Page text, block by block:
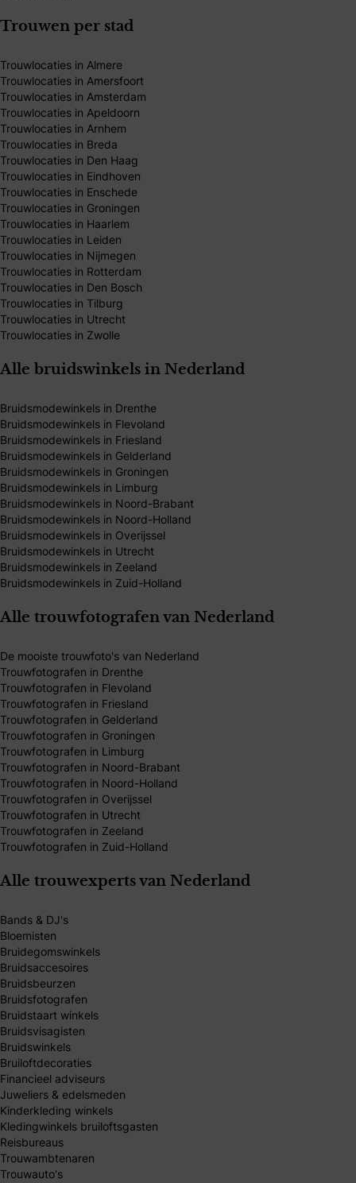
Trouwen per stad
Trouwlocaties in Almere
Trouwlocaties in Amersfoort
Trouwlocaties in Amsterdam
Trouwlocaties in Apeldoorn
Trouwlocaties in Arnhem
Trouwlocaties in Breda
Trouwlocaties in Den Haag
Trouwlocaties in Eindhoven
Trouwlocaties in Enschede
Trouwlocaties in Groningen
Trouwlocaties in Haarlem
Trouwlocaties in Leiden
Trouwlocaties in Nijmegen
Trouwlocaties in Rotterdam
Trouwlocaties in Den Bosch
Trouwlocaties in Tilburg
Trouwlocaties in Utrecht
Trouwlocaties in Zwolle
Alle bruidswinkels in Nederland
Bruidsmodewinkels in Drenthe
Bruidsmodewinkels in Flevoland
Bruidsmodewinkels in Friesland
Bruidsmodewinkels in Gelderland
Bruidsmodewinkels in Groningen
Bruidsmodewinkels in Limburg
Bruidsmodewinkels in Noord-Brabant
Bruidsmodewinkels in Noord-Holland
Bruidsmodewinkels in Overijssel
Bruidsmodewinkels in Utrecht
Bruidsmodewinkels in Zeeland
Bruidsmodewinkels in Zuid-Holland
Alle trouwfotografen van Nederland
De mooiste trouwfoto's van Nederland
Trouwfotografen in Drenthe
Trouwfotografen in Flevoland
Trouwfotografen in Friesland
Trouwfotografen in Gelderland
Trouwfotografen in Groningen
Trouwfotografen in Limburg
Trouwfotografen in Noord-Brabant
Trouwfotografen in Noord-Holland
Trouwfotografen in Overijssel
Trouwfotografen in Utrecht
Trouwfotografen in Zeeland
Trouwfotografen in Zuid-Holland
Alle trouwexperts van Nederland
Bands & DJ's
Bloemisten
Bruidegomswinkels
Bruidsaccesoires
Bruidsbeurzen
Bruidsfotografen
Bruidstaart winkels
Bruidsvisagisten
Bruidswinkels
Bruiloftdecoraties
Financieel adviseurs
Juweliers & edelsmeden
Kinderkleding winkels
Kledingwinkels bruiloftsgasten
Reisbureaus
Trouwambtenaren
Trouwauto's